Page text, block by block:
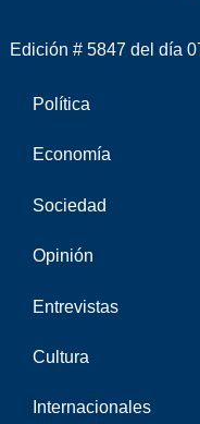
Edición # 5847 del día
Política
Economía
Sociedad
Opinión
Entrevistas
Cultura
Internacionales